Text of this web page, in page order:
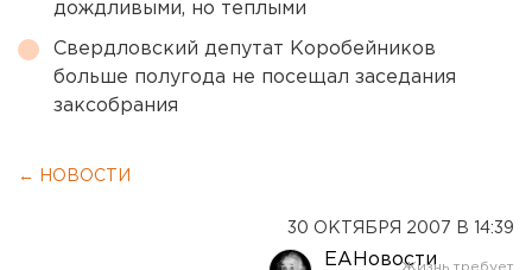
дождливыми, но теплыми
Свердловский депутат Коробейников
больше полугода не посещал заседания
заксобрания
← НОВОСТИ
30 ОКТЯБРЯ 2007 В 14:39
ЕАНовости